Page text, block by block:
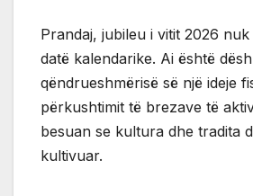
Prandaj, jubileu i vitit 2026
datë kalendarike. Ai është
qëndrueshmërisë së një ideje
përkushtimit të brezave të
besuan se kultura dhe tradita
kultivuar.